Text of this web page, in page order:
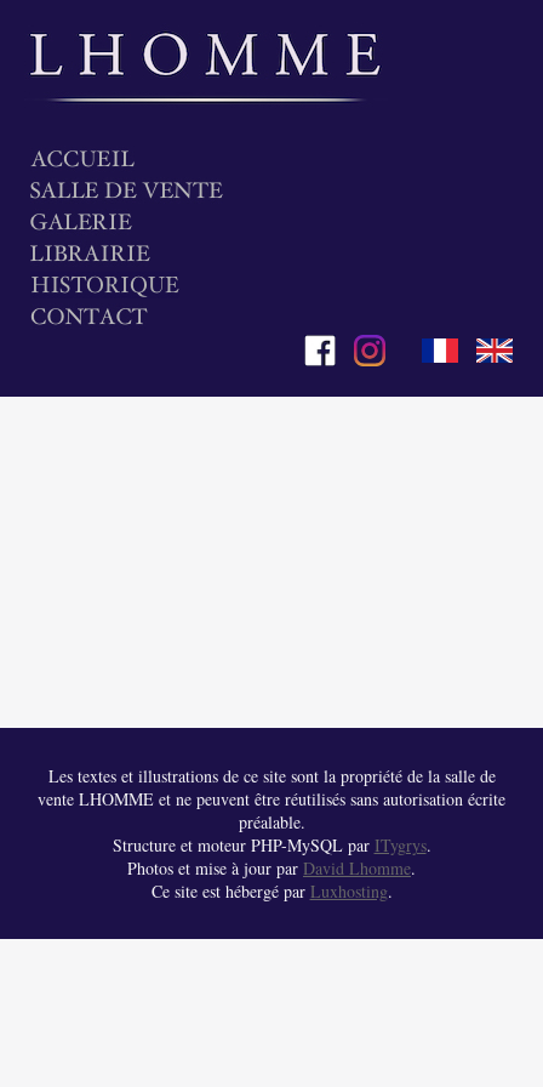
Les textes et illustrations de ce site sont la propriété de la salle de
vente LHOMME et ne peuvent être réutilisés sans autorisation écrite
préalable.
Structure et moteur PHP-MySQL par ITygrys.
Photos et mise à jour par David Lhomme.
Ce site est hébergé par Luxhosting.